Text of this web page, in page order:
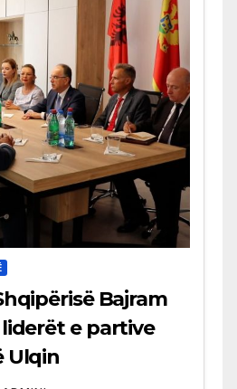
Bajram
e partive
Ulqin